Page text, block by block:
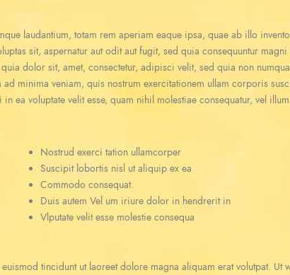
laudantium, totam rem aperiam eaque ipsa, quae ab illo
sit, aspernatur aut odit aut fugit, sed quia consequuntur
dolor sit, amet, consectetur, adipisci velit, sed quia non
minima veniam, quis nostrum exercitationem ullam corporis
ea voluptate velit esse, quam nihil molestiae consequatur, vel
Nostrud exerci tation ullamcorper
Suscipit lobortis nisl ut aliquip ex ea
Commodo consequat.
Duis autem Vel um iriure dolor in hendrerit in
Vlputate velit esse molestie consequa
tincidunt ut laoreet dolore magna aliquam erat volutpat. Ut